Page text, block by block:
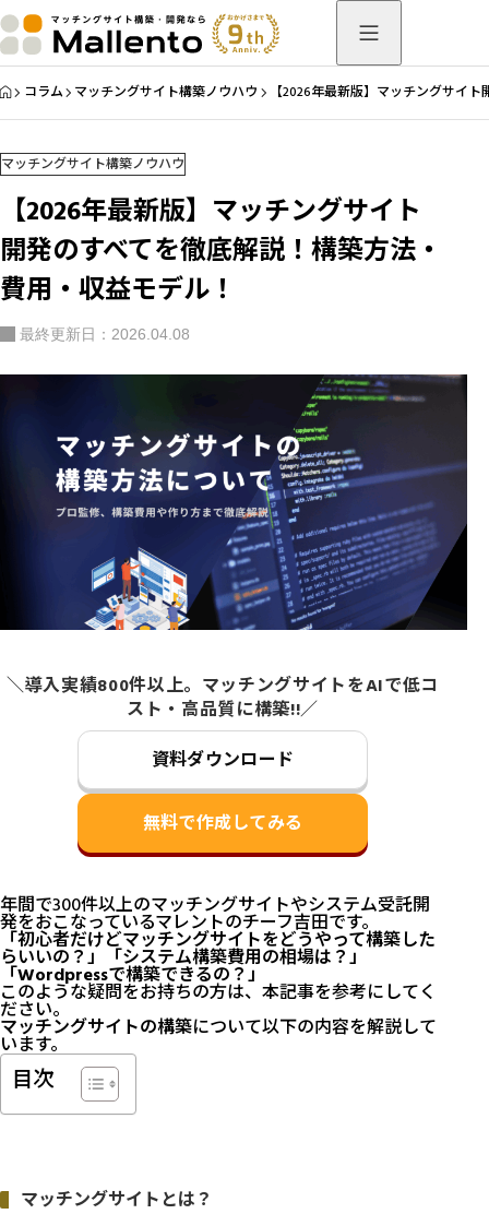
HOME
コラム マッチングサイト構築ノウハウ 【2026年最新版】マッチングサイ
マッチングサイト構築ノウハウ
【2026年最新版】マッチングサイト
開発のすべてを徹底解説！構築方法・
費用・収益モデル！
最終更新日：2026.04.08
＼導入実績800件以上。マッチングサイトをAIで低コ
スト・高品質に構築!!／
資料ダウンロード
無料で作成してみる
年間で300件以上のマッチングサイトやシステム受託開
発をおこなっているマレントのチーフ吉田です。
「初心者だけどマッチングサイトをどうやって構築した
らいいの？」「システム構築費用の相場は？」
「Wordpressで構築できるの？」
このような疑問をお持ちの方は、本記事を参考にしてく
ださい。
マッチングサイトの構築について以下の内容を解説して
います。
目次
マッチングサイトとは？